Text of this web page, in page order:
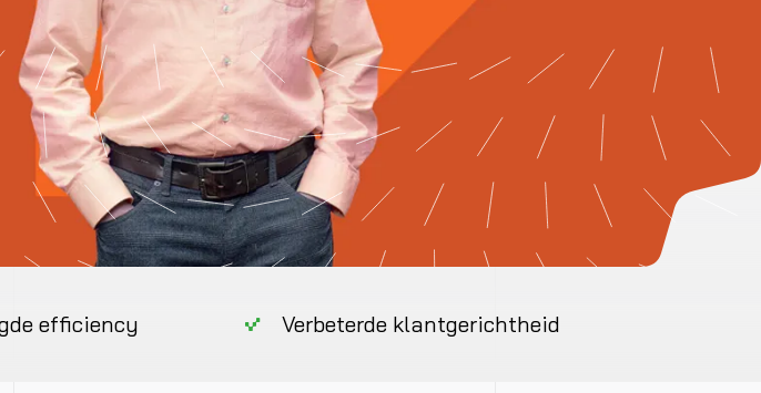
efficiency Verbeterde klantgerichtheid